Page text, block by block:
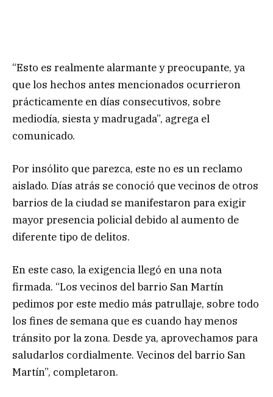
“Esto es realmente alarmante y preocupante, ya
que los hechos antes mencionados ocurrieron
prácticamente en días consecutivos, sobre
mediodía, siesta y madrugada”, agrega el
comunicado.
Por insólito que parezca, este no es un reclamo
aislado. Días atrás se conoció que vecinos de otros
barrios de la ciudad se manifestaron para exigir
mayor presencia policial debido al aumento de
diferente tipo de delitos.
En este caso, la exigencia llegó en una nota
firmada. “Los vecinos del barrio San Martín
pedimos por este medio más patrullaje, sobre todo
los fines de semana que es cuando hay menos
tránsito por la zona. Desde ya, aprovechamos para
saludarlos cordialmente. Vecinos del barrio San
Martín”, completaron.